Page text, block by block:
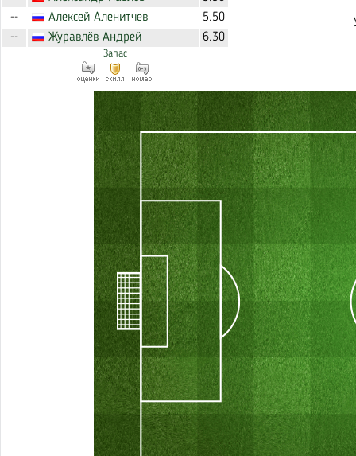
-- Алексей Аленитчев 5.50
-- Журавлёв Андрей 6.30
Запас